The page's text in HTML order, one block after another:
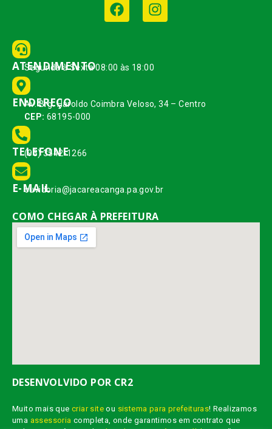
ATENDIMENTO
Segunda à Sexta 08:00 às 18:00
ENDEREÇO
Av. Brg. Haroldo Coimbra Veloso, 34 – Centro
CEP: 68195-000
TELEFONE
(93) 3542-1266
E-MAIL
ouvidoria@jacareacanga.pa.gov.br
COMO CHEGAR À PREFEITURA
DESENVOLVIDO POR CR2
Muito mais quecriar site ou sistema para prefeituras! Realizamos
uma assessoria completa, onde garantimos em contrato que